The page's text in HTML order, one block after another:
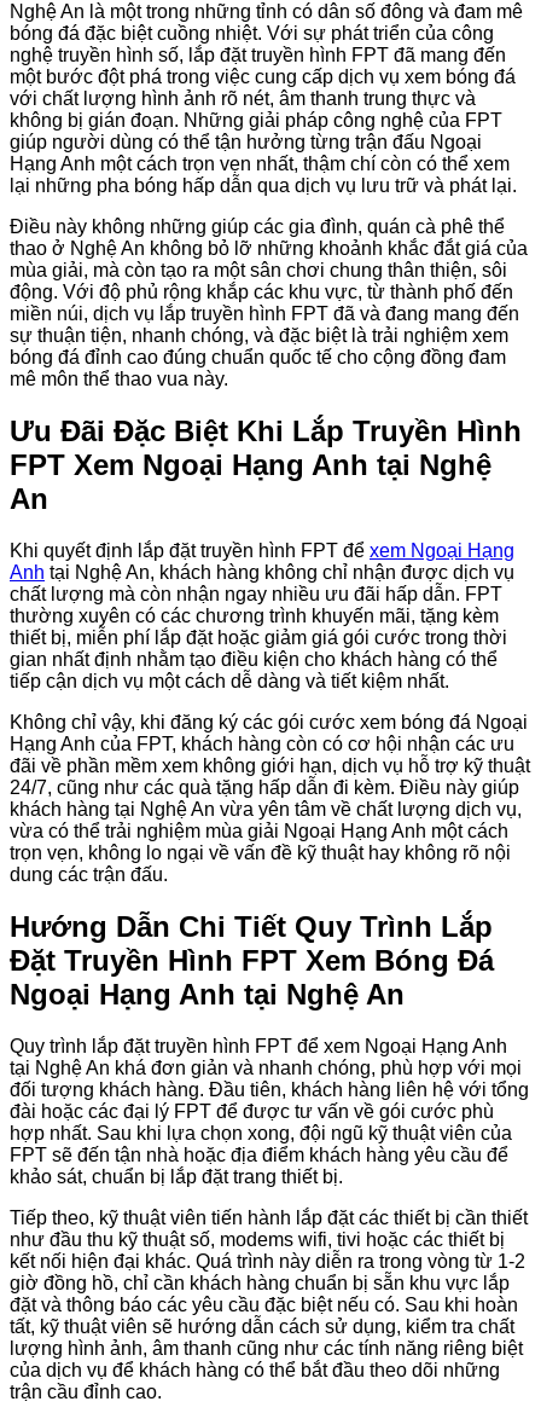
Nghệ An là một trong những tỉnh có dân số đông và đam mê
bóng đá đặc biệt cuồng nhiệt. Với sự phát triển của công
nghệ truyền hình số, lắp đặt truyền hình FPT đã mang đến
một bước đột phá trong việc cung cấp dịch vụ xem bóng đá
với chất lượng hình ảnh rõ nét, âm thanh trung thực và
không bị gián đoạn. Những giải pháp công nghệ của FPT
giúp người dùng có thể tận hưởng từng trận đấu Ngoại
Hạng Anh một cách trọn vẹn nhất, thậm chí còn có thể xem
lại những pha bóng hấp dẫn qua dịch vụ lưu trữ và phát lại.
Điều này không những giúp các gia đình, quán cà phê thể
thao ở Nghệ An không bỏ lỡ những khoảnh khắc đắt giá của
mùa giải, mà còn tạo ra một sân chơi chung thân thiện, sôi
động. Với độ phủ rộng khắp các khu vực, từ thành phố đến
miền núi, dịch vụ lắp truyền hình FPT đã và đang mang đến
sự thuận tiện, nhanh chóng, và đặc biệt là trải nghiệm xem
bóng đá đỉnh cao đúng chuẩn quốc tế cho cộng đồng đam
mê môn thể thao vua này.
Ưu Đãi Đặc Biệt Khi Lắp Truyền Hình
FPT Xem Ngoại Hạng Anh tại Nghệ
An
Khi quyết định lắp đặt truyền hình FPT để xem Ngoại Hạng
Anh tại Nghệ An, khách hàng không chỉ nhận được dịch vụ
chất lượng mà còn nhận ngay nhiều ưu đãi hấp dẫn. FPT
thường xuyên có các chương trình khuyến mãi, tặng kèm
thiết bị, miễn phí lắp đặt hoặc giảm giá gói cước trong thời
gian nhất định nhằm tạo điều kiện cho khách hàng có thể
tiếp cận dịch vụ một cách dễ dàng và tiết kiệm nhất.
Không chỉ vậy, khi đăng ký các gói cước xem bóng đá Ngoại
Hạng Anh của FPT, khách hàng còn có cơ hội nhận các ưu
đãi về phần mềm xem không giới hạn, dịch vụ hỗ trợ kỹ thuật
24/7, cũng như các quà tặng hấp dẫn đi kèm. Điều này giúp
khách hàng tại Nghệ An vừa yên tâm về chất lượng dịch vụ,
vừa có thể trải nghiệm mùa giải Ngoại Hạng Anh một cách
trọn vẹn, không lo ngại về vấn đề kỹ thuật hay không rõ nội
dung các trận đấu.
Hướng Dẫn Chi Tiết Quy Trình Lắp
Đặt Truyền Hình FPT Xem Bóng Đá
Ngoại Hạng Anh tại Nghệ An
Quy trình lắp đặt truyền hình FPT để xem Ngoại Hạng Anh
tại Nghệ An khá đơn giản và nhanh chóng, phù hợp với mọi
đối tượng khách hàng. Đầu tiên, khách hàng liên hệ với tổng
đài hoặc các đại lý FPT để được tư vấn về gói cước phù
hợp nhất. Sau khi lựa chọn xong, đội ngũ kỹ thuật viên của
FPT sẽ đến tận nhà hoặc địa điểm khách hàng yêu cầu để
khảo sát, chuẩn bị lắp đặt trang thiết bị.
Tiếp theo, kỹ thuật viên tiến hành lắp đặt các thiết bị cần thiết
như đầu thu kỹ thuật số, modems wifi, tivi hoặc các thiết bị
kết nối hiện đại khác. Quá trình này diễn ra trong vòng từ 1-2
giờ đồng hồ, chỉ cần khách hàng chuẩn bị sẵn khu vực lắp
đặt và thông báo các yêu cầu đặc biệt nếu có. Sau khi hoàn
tất, kỹ thuật viên sẽ hướng dẫn cách sử dụng, kiểm tra chất
lượng hình ảnh, âm thanh cũng như các tính năng riêng biệt
của dịch vụ để khách hàng có thể bắt đầu theo dõi những
trận cầu đỉnh cao.